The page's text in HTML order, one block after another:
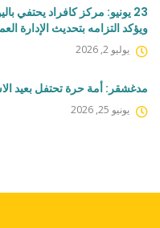
23 يونيو: مركز كافراد يحتفي
ويؤكد التزامه بتحديث الإدارة
يوليو 2, 2026
مدغشقر: أمة حرة تحتفل بعيد
يونيو 25, 2026